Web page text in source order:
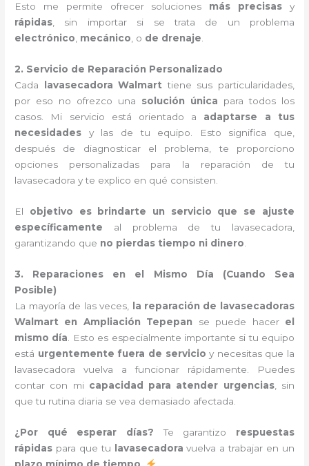
Esto me permite ofrecer soluciones más precisas y
rápidas, sin importar si se trata de un problema
electrónico, mecánico, o de drenaje.
2. Servicio de Reparación Personalizado
Cada
lavasecadora Walmart tiene sus particularidades,
por eso no ofrezco una solución única para todos los
casos. Mi servicio está orientado a adaptarse a tus
necesidades y las de tu equipo. Esto significa que,
después de diagnosticar el problema, te proporciono
opciones personalizadas para la reparación de tu
lavasecadora y te explico en qué consisten.
El objetivo es brindarte un servicio que se ajuste
específicamente al problema de tu lavasecadora,
garantizando que no pierdas tiempo ni dinero
3. Reparaciones en el Mismo Día (Cuando Sea
Posible)
La mayoría de las veces,
la reparación de lavasecadoras
Walmart en Ampliación Tepepan se puede hacer el
mismo día . Esto es especialmente importante si tu equipo
está urgentemente fuera de servicio y necesitas que la
lavasecadora vuelva a funcionar rápidamente. Puedes
contar con mi capacidad para atender urgencias, sin
que tu rutina diaria se vea demasiado afectada.
¿Por qué esperar días? Te garantizo respuestas
rápidas para que tu lavasecadora vuelva a trabajar en un